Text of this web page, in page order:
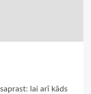
lai arī kāds